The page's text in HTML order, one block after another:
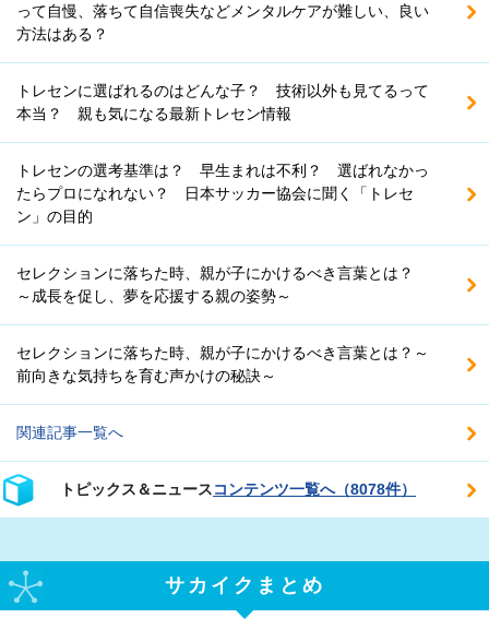
って自慢、落ちて自信喪失などメンタルケアが難しい、良い
方法はある？
トレセンに選ばれるのはどんな子？ 技術以外も見てるって
本当？ 親も気になる最新トレセン情報
トレセンの選考基準は？ 早生まれは不利？ 選ばれなかっ
たらプロになれない？ 日本サッカー協会に聞く「トレセ
ン」の目的
セレクションに落ちた時、親が子にかけるべき言葉とは？
～成長を促し、夢を応援する親の姿勢～
セレクションに落ちた時、親が子にかけるべき言葉とは？～
前向きな気持ちを育む声かけの秘訣～
関連記事一覧へ
トピックス＆ニュースコンテンツ一覧へ（8078件）
サカイクまとめ